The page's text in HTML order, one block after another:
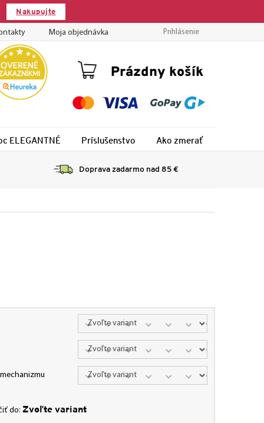
Nakupujte
Moja objednávka Prihlásenie
Nákupný
Prázdny košík
ELEGANTNÉ Príslušenstvo Ako zmerať
Doprava zadarmo nad 85 €
do: Zvoľte variant